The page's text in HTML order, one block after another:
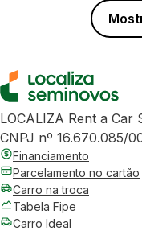
LOCALIZA Rent a Car
CNPJ nº 16.670.085/
Financiamento
Parcelamento no cartão
Carro na troca
Tabela Fipe
Carro Ideal